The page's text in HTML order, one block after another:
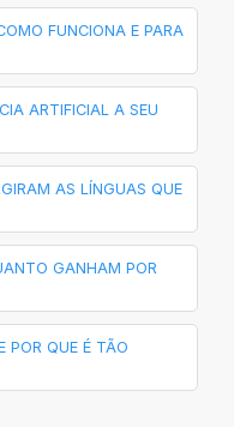
FUNCIONA E PARA
ARTIFICIAL A SEU
AS LÍNGUAS QUE
GANHAM POR
POR QUE É TÃO